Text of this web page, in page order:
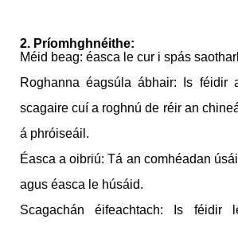
2. Príomhghnéithe:
Méid beag: éasca le cur i spás
Roghanna éagsúla ábhair: Is féidir
scagaire cuí a roghnú de réir an
á phróiseáil.
Éasca a oibriú: Tá an comhéadan
agus éasca le húsáid.
Scagachán éifeachtach: Is féidir